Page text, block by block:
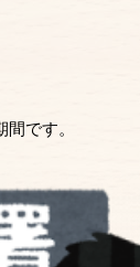
です。